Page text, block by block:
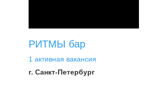
РИТМЫ бар
1 активная вакансия
г. Санкт-Петербург